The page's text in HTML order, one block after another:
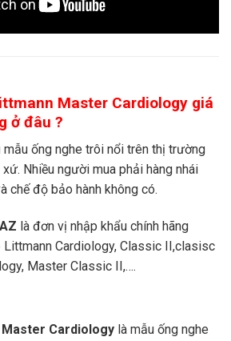
Master Cardiology giá
ở đâu ?
mẫu ống nghe trôi nổi trên thị trường
Nhiều người mua phải hàng nhái
chế độ bảo hành không có.
là đơn vị nhập khẩu chính hãng
Littmann Cardiology, Classic II,clasisc
Master Classic II,….
Cardiology là mẫu ống nghe